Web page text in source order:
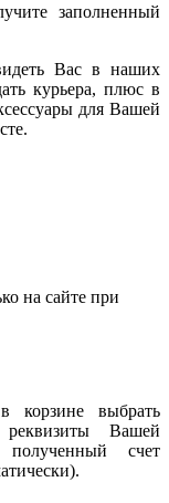
заполненный
Вас в наших
курьера, плюс в
для Вашей
на сайте при
корзине выбрать
Вашей
счет